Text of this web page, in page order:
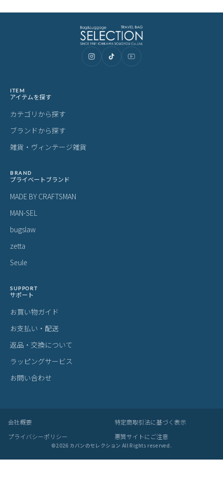
ITEM
アイテムを探す
カテゴリから探す
ブランドから探す
雑貨・ヴィンテージ雑貨
BRAND
プライベートブランド
MADE BY CRAFTSMAN
MAN-SEL
bugslaw
zetta
Seule
SUPPORT
サポート
お買い物ガイド
お支払い・配送
返品・交換について
ラッピングサービス
お問い合わせ
会社概要
特定商取引法に基づく表示
プライバシーポリシー
悪質サイトにご注意
©2026 カバンのセレクション All Rights reserved.